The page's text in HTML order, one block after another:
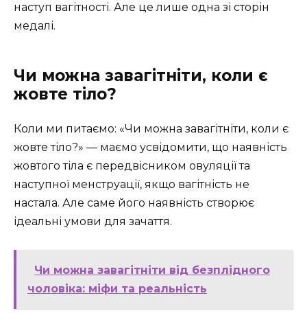
наступ вагітності. Але це лише одна зі сторін
медалі.
Чи можна завагітніти, коли є
жовте тіло?
Коли ми питаємо: «Чи можна завагітніти, коли є
жовте тіло?» — маємо усвідомити, що наявність
жовтого тіла є передвісником овуляції та
наступної менструації, якщо вагітність не
настала. Але саме його наявність створює
ідеальні умови для зачаття.
Чи можна завагітніти від безплідного
чоловіка: міфи та реальність